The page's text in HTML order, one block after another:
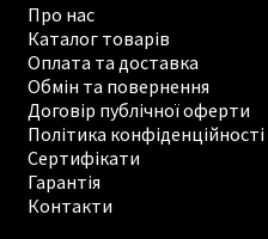
Про нас
Каталог товарів
Оплата та доставка
Обмін та повернення
Договір публічної оферти
Політика конфіденційності
Сертифікати
Гарантія
Контакти